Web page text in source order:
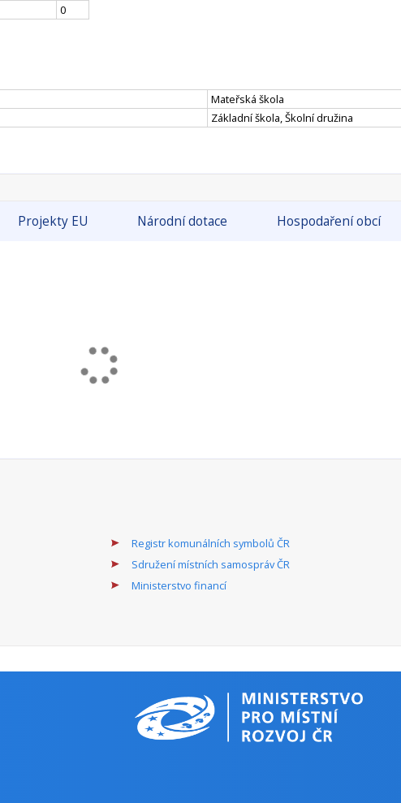
0
Mateřská škola
Základní škola, Školní družina
Projekty EU Národní dotace Hospodaření obcí
Registr komunálních symbolů ČR
Sdružení místních samospráv ČR
Ministerstvo financí